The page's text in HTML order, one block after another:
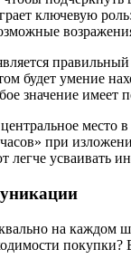
ключевую
будет умение
значение
при
легче
на